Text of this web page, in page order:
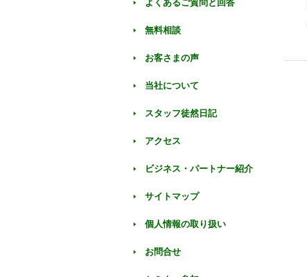
よくあるご質問と回答
無料相談
お客さまの声
当社について
スタッフ徒然日記
アクセス
ビジネス・パートナー紹介
サイトマップ
個人情報の取り扱い
お問合せ